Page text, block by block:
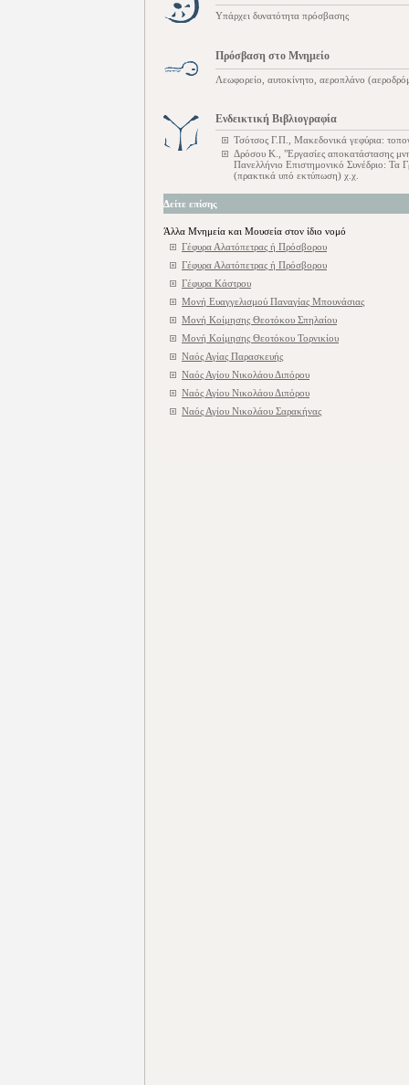
Υπάρχει δυνατότητα πρόσβασης
Πρόσβαση στο Μνημείο
Λεωφορείο, αυτοκίνητο, αεροπλάνο
Ενδεικτική Βιβλιογραφία
Τσότσος Γ.Π., Μακεδονικά γεφύρια:
Δρόσου Κ., "Εργασίες αποκατάστασης
Πανελλήνιο Επιστημονικό Συνέδριο: Τα
(πρακτικά υπό εκτύπωση) χ.χ.
Δείτε επίσης
Άλλα Μνημεία και Μουσεία στον ίδιο νομό
Γέφυρα Αλατόπετρας ή Πρόσβορου
Γέφυρα Αλατόπετρας ή Πρόσβορου
Γέφυρα Κάστρου
Μονή Ευαγγελισμού Παναγίας Μπουνάσιας
Μονή Κοίμησης Θεοτόκου Σπηλαίου
Μονή Κοίμησης Θεοτόκου Τορνικίου
Ναός Αγίας Παρασκευής
Ναός Αγίου Νικολάου Διπόρου
Ναός Αγίου Νικολάου Διπόρου
Ναός Αγίου Νικολάου Σαρακήνας